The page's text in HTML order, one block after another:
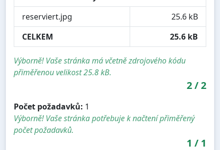
reserviert.jpg
25.6 kB
CELKEM
25.6 kB
Výborně! Vaše stránka má včetně zdrojového kódu
přiměřenou velikost 25.8 kB.
2/2
Počet požadavků: 1
Výborně! Vaše stránka potřebuje k načtení přiměřený
počet požadavků.
1 / 1